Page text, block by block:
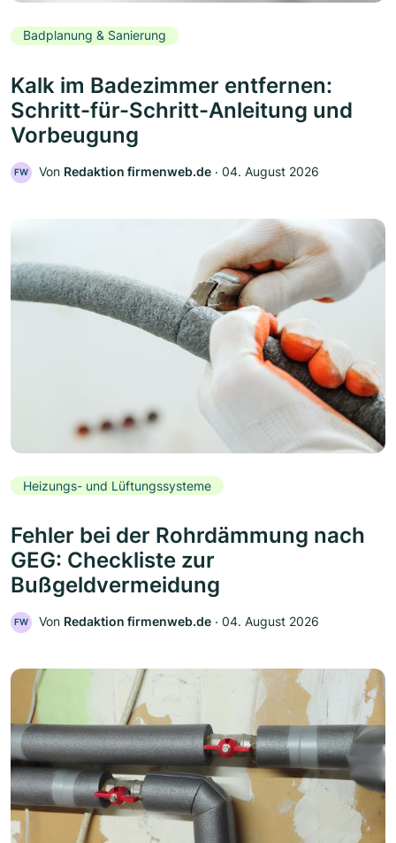
Badplanung & Sanierung
Kalk im Badezimmer entfernen:
Schritt-für-Schritt-Anleitung und
Vorbeugung
FW Von Redaktion firmenweb.de ‧ 04. August 2026
Heizungs- und Lüftungssysteme
Fehler bei der Rohrdämmung nach
GEG: Checkliste zur
Bußgeldvermeidung
FW Von Redaktion firmenweb.de ‧ 04. August 2026